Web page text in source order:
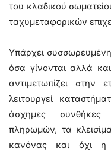
του κλαδικού
ταχυμεταφορικών
Υπάρχει
όσα γίνονται αλλά
αντιμετωπίζει στην
λειτουργεί
άσχημες συνθήκες
πληρωμών, τα
κανόνας και όχι η